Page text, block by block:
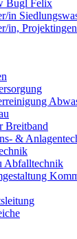
Bugl Felix
in
in,
Breitband
&
Abfalltechnik